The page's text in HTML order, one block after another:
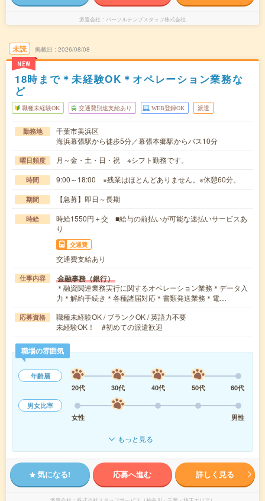
派遣会社 パーソルテンプスタッフ株式会社
未読
NEW
掲載日 2026/08/08
18時まで＊未経験OK＊オペレーション業務な
ど
職種未経験OK 交通費別途支給あり WEB登録OK 派遣
勤務地
千葉市美浜区
海浜幕張駅から徒歩5分／幕張本郷駅からバス10分
曜日頻度 月～金・土・日・祝 ※シフト勤務です。
時間 9:00～18:00 ※残業はほとんどありません。※休憩60分。
期間 【急募】即日～長期
時給
時給1550円＋交 ■給与の前払いが可能な速払いサービスあ
り
交通費
交通費支給あり
仕事内容 金融事務（銀行）
＊融資関連業務実行に関するオペレーション業務＊データ入
力＊解約手続き＊各種諸届対応＊書類発送業務＊電…
応募資格
職種未経験OK / ブランクOK / 英語力不要
未経験OK！ #初めての派遣歓迎
職場の雰囲気
年齢層
20代
30代 40代 50代
60代
男女比率
女性
男性
もっと見る
気になる! 応募へ進む 詳しく見る